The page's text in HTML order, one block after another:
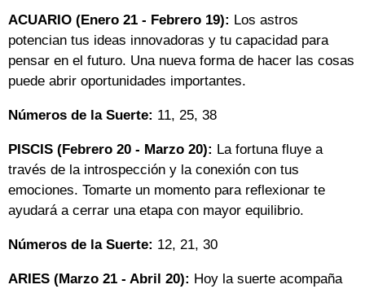
ACUARIO (Enero 21 - Febrero 19): Los astros
potencian tus ideas innovadoras y tu capacidad para
pensar en el futuro. Una nueva forma de hacer las cosas
puede abrir oportunidades importantes.
Números de la Suerte: 11, 25, 38
PISCIS (Febrero 20 - Marzo 20): La fortuna fluye a
través de la introspección y la conexión con tus
emociones. Tomarte un momento para reflexionar te
ayudará a cerrar una etapa con mayor equilibrio.
Números de la Suerte: 12, 21, 30
ARIES (Marzo 21 - Abril 20): Hoy la suerte acompaña